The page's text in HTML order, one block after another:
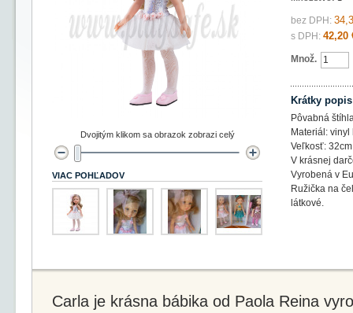
bez DPH:
s DPH: 42,20
Množ.
Krátky popis
Pôvabná
Materiál:
Veľkosť:
V krásnej
Vyrobená v
Ružička na
látkové.
Dvojitým klikom sa obrazok zobrazi celý
VIAC POHĽADOV
Carla je krásna bábika od Paola Reina